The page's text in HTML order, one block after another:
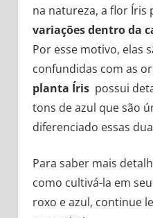
na natureza, a flor Íris
variações dentro da
Por esse motivo, elas
confundidas com as
planta Írispossui
tons de azul que são
diferenciado essas
Para saber mais
como cultivá-la em
roxo e azul, continue